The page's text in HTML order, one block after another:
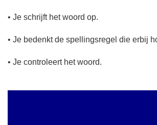
• Je schrijft het woord op.
• Je bedenkt de spellingsregel die erbij
• Je controleert het woord.